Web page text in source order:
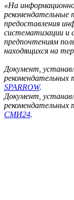
«На
рекомендательные
предоставления
систематизации и
предпочтениям
находящихся на
Документ,
рекомендательных
SPARROW.
Документ,
рекомендательных
СМИ24.